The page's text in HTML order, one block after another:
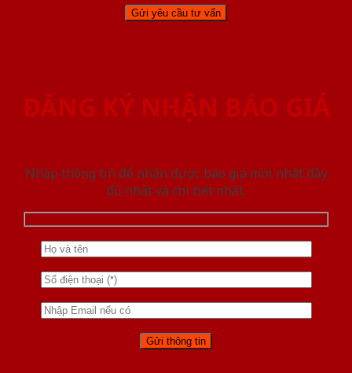
ĐĂNG KÝ NHẬN BÁO GIÁ
Nhập thông tin để nhận được báo giá mới nhât đầy
đủ nhất và chi tiết nhất.